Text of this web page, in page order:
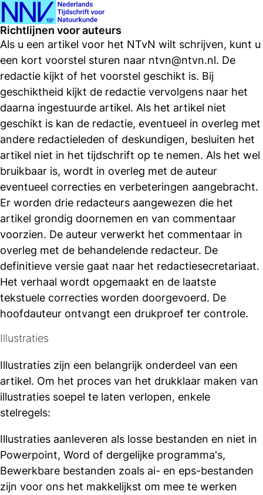
Richtlijnen voor auteurs
Als u een artikel voor het NTvN wilt schrijven, kunt u
een kort voorstel sturen naar ntvn@ntvn.nl. De
redactie kijkt of het voorstel geschikt is. Bij
geschiktheid kijkt de redactie vervolgens naar het
daarna ingestuurde artikel. Als het artikel niet
geschikt is kan de redactie, eventueel in overleg met
andere redactieleden of deskundigen, besluiten het
artikel niet in het tijdschrift op te nemen. Als het wel
bruikbaar is, wordt in overleg met de auteur
eventueel correcties en verbeteringen aangebracht.
Er worden drie redacteurs aangewezen die het
artikel grondig doornemen en van commentaar
voorzien. De auteur verwerkt het commentaar in
overleg met de behandelende redacteur. De
definitieve versie gaat naar het redactiesecretariaat.
Het verhaal wordt opgemaakt en de laatste
tekstuele correcties worden doorgevoerd. De
hoofdauteur ontvangt een drukproef ter controle.
Illustraties
Illustraties zijn een belangrijk onderdeel van een
artikel. Om het proces van het drukklaar maken van
illustraties soepel te laten verlopen, enkele
stelregels:
Illustraties aanleveren als losse bestanden en niet in
Powerpoint, Word of dergelijke programma's,
Bewerkbare bestanden zoals ai- en eps-bestanden
zijn voor ons het makkelijkst om mee te werken